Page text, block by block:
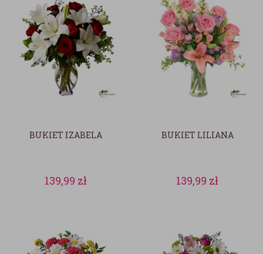
BUKIET IZABELA
139,99 zł
BUKIET LILIANA
139,99 zł